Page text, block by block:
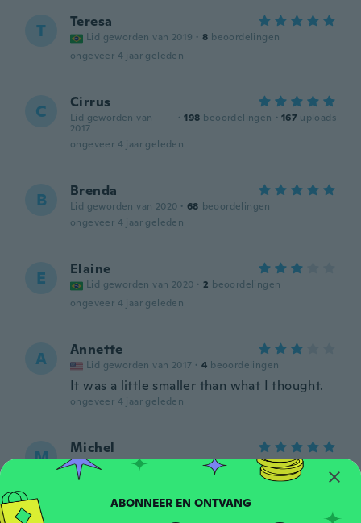
T Teresa
Lid geworden van 2019 · 8 beoordelingen
ongeveer 4 jaar geleden
C Cirrus
Lid geworden van
2017
· 198 beoordelingen · 167 uploads
ongeveer 4 jaar geleden
B Brenda
Lid geworden van 2020 · 68 beoordelingen
ongeveer 4 jaar geleden
E Elaine
Lid geworden van 2020 · 2 beoordelingen
ongeveer 4 jaar geleden
A Annette
Lid geworden van 2017 · 4 beoordelingen
It was a little smaller than what I thought.
ongeveer 4 jaar geleden
M Michel
Lid geworden van 2021 27 beoordelingen
ongeveer 4 jaar geleden
ABONNEER EN ONTVANG